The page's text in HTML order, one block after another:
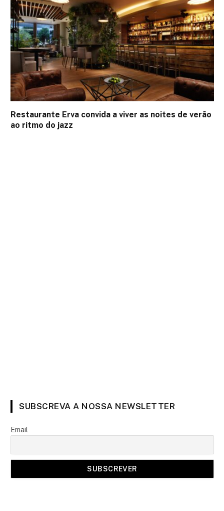
Restaurante Erva convida a viver as noites de verão
ao ritmo do jazz
SUBSCREVA A NOSSA NEWSLETTER
Email